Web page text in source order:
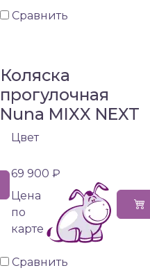
Сравнить
Коляска
прогулочная
Nuna MIXX NEXT
Цвет
69 900 ₽
Цена
по
карте
Сравнить